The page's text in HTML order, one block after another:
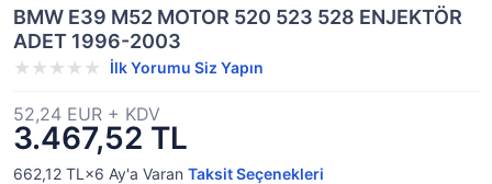
BMW E39 M52 MOTOR 520 523 528 ENJEKTÖR
ADET 1996-2003
İlk Yorumu Siz Yapın
3.467,52 TL
52,24 EUR + KDV
662,12 TL×6 Ay'a Varan Taksit Seçenekleri